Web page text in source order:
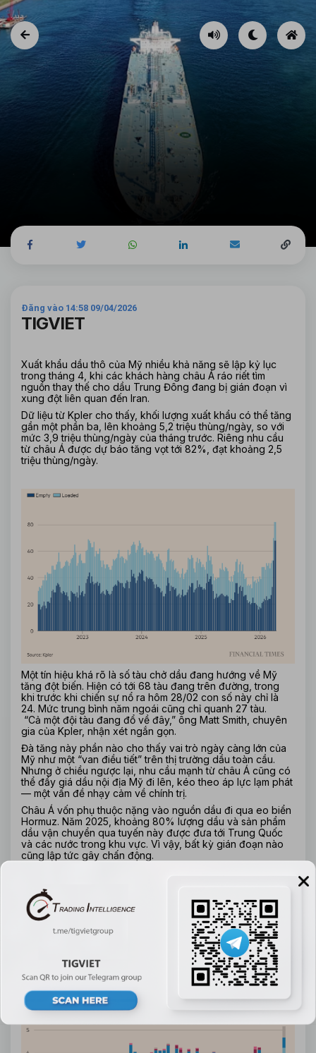
Đăng vào 14:58 09/04/2026
TIGVIET
Xuất khẩu dầu thô của Mỹ nhiều khả năng sẽ lập kỷ lục
trong tháng 4, khi các khách hàng châu Á ráo riết tìm
nguồn thay thế cho dầu Trung Đông đang bị gián đoạn vì
xung đột liên quan đến Iran.
Dữ liệu từ Kpler cho thấy, khối lượng xuất khẩu có thể tăng
gần một phần ba, lên khoảng 5,2 triệu thùng/ngày, so với
mức 3,9 triệu thùng/ngày của tháng trước. Riêng nhu cầu
từ châu Á được dự báo tăng vọt tới 82%, đạt khoảng 2,5
triệu thùng/ngày.
Một tín hiệu khá rõ là số tàu chở dầu đang hướng về Mỹ
tăng đột biến. Hiện có tới 68 tàu đang trên đường, trong
khi trước khi chiến sự nổ ra hôm 28/02 con số này chỉ là
24. Mức trung bình năm ngoái cũng chỉ quanh 27 tàu.
gia của Kpler, nhận xét ngắn gọn.
Đà tăng này phần nào cho thấy vai trò ngày càng lớn của
Mỹ như một “van điều tiết” trên thị trường dầu toàn cầu.
Nhưng ở chiều ngược lại, nhu cầu mạnh từ châu Á cũng có
thể đẩy giá dầu nội địa Mỹ đi lên, kéo theo áp lực lạm phát
— một vấn đề nhạy cảm về chính trị.
Châu Á vốn phụ thuộc nặng vào nguồn dầu đi qua eo biển
Hormuz. Năm 2025, khoảng 80% lượng dầu và sản phẩm
dầu vận chuyển qua tuyến này được đưa tới Trung Quốc
và các nước trong khu vực. Vì vậy, bất kỳ gián đoạn nào
cũng lập tức gây chấn động.
lại, tình hình vẫn rất khó đoán. Iran thậm chí tuyên bố đóng
eo biển vào ngày 08/04 sau các cuộc tấn công của Israel
vào Lebanon.
Chỉ riêng việc gián đoạn kéo dài tại tuyến đường vận
chuyển khoảng 20% nguồn cung dầu toàn cầu cũng đủ
khiến giá dầu WTI của Mỹ có lúc tăng hơn 50% trước khi
hạ nhiệt nhờ thông tin đình chiến.